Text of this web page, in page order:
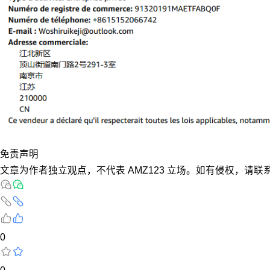
免责声明
文章为作者独立观点，不代表 AMZ123 立场。如有侵权，请联
0